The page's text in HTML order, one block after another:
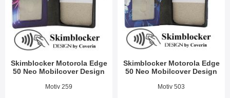
Skimblocker Motorola Edge
50 Neo Mobilcover Design
Varenr 51617Motiv 259
Skimblocker Motorola Edge
50 Neo Mobilcover Design
Varenr 51616Motiv 503